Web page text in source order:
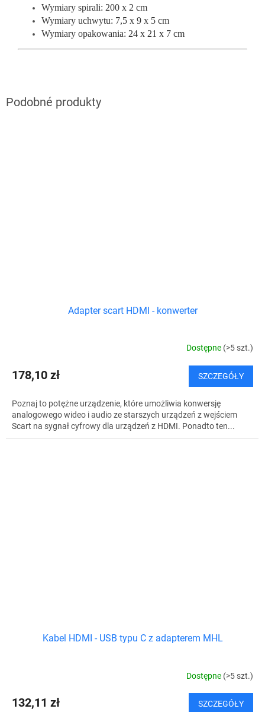
Wymiary spirali: 200 x 2 cm
Wymiary uchwytu: 7,5 x 9 x 5 cm
Wymiary opakowania: 24 x 21 x 7 cm
Adapter scart HDMI - konwerter
Dostępne (>5 szt.)
178,10 zł SZCZEGÓŁY
Poznaj to potężne urządzenie, które umożliwia konwersję
analogowego wideo i audio ze starszych urządzeń z wejściem
Scart na sygnał cyfrowy dla urządzeń z HDMI. Ponadto ten...
Kabel HDMI - USB typu C z adapterem MHL
Dostępne (>5 szt.)
132,11 zł SZCZEGÓŁY